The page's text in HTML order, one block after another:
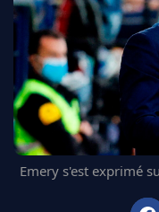
LIGUE 1
REAL MADRID
FC BARCELONE
MANCHESTER UNITED
CHELSEA
ARSENAL
BAYERN
L'AVIS DE LA RÉDAC'
Emery s'est exprimé